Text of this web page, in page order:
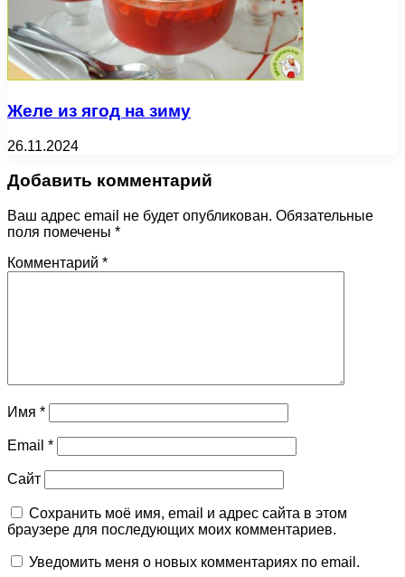
Желе из ягод на зиму
26.11.2024
Добавить комментарий
Ваш адрес email не будет опубликован. Обязательные
поля помечены *
Комментарий *
Имя *
Email *
Сайт
Сохранить моё имя, email и адрес сайта в этом
браузере для последующих моих комментариев.
Уведомить меня о новых комментариях по email.